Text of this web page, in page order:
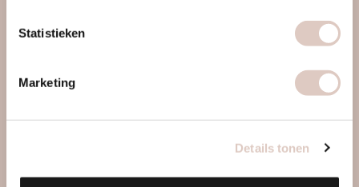
Statistieken
Marketing
Details tonen
tarieven & inschrijven
contact
mail ons